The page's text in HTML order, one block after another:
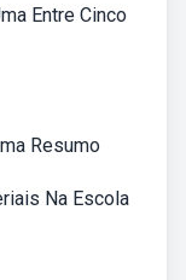
Entre Cinco
Resumo
Na Escola